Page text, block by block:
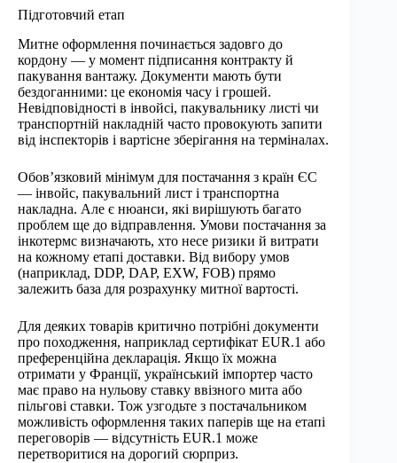
Підготовчий етап
Митне оформлення починається задовго до
кордону — у момент підписання контракту й
пакування вантажу. Документи мають бути
бездоганними: це економія часу і грошей.
Невідповідності в інвойсі, пакувальнику листі чи
транспортній накладній часто провокують запити
від інспекторів і вартісне зберігання на терміналах.
Обов’язковий мінімум для постачання з країн ЄС
— інвойс, пакувальний лист і транспортна
накладна. Але є нюанси, які вирішують багато
проблем ще до відправлення. Умови постачання за
інкотермс визначають, хто несе ризики й витрати
на кожному етапі доставки. Від вибору умов
(наприклад, DDP, DAP, EXW, FOB) прямо
залежить база для розрахунку митної вартості.
Для деяких товарів критично потрібні документи
про походження, наприклад сертифікат EUR.1 або
преференційна декларація. Якщо їх можна
отримати у Франції, український імпортер часто
має право на нульову ставку ввізного мита або
пільгові ставки. Тож узгодьте з постачальником
можливість оформлення таких паперів ще на етапі
переговорів — відсутність EUR.1 може
перетворитися на дорогий сюрприз.